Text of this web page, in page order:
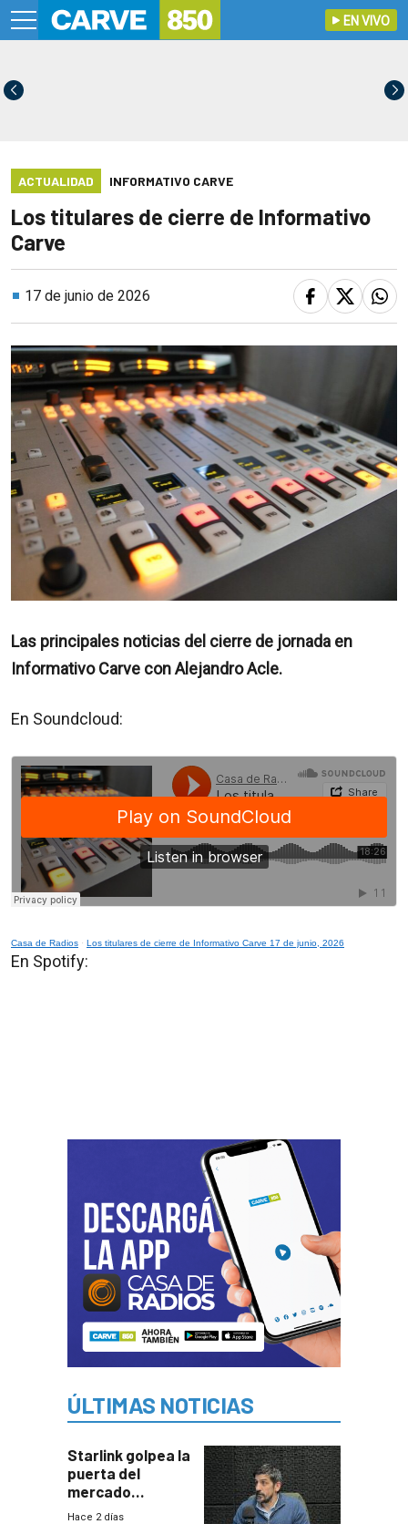
EN VIVO
ACTUALIDAD INFORMATIVO CARVE
Los titulares de cierre de Informativo
Carve
17 de junio de 2026
Las principales noticias del cierre de jornada en
Informativo Carve con Alejandro Acle.
En Soundcloud:
Casa de Radios · Los titulares de cierre de Informativo Carve 17 de junio, 2026
En Spotify:
ÚLTIMAS NOTICIAS
Starlink golpea la
puerta del
mercado
uruguayo y Antel
Hace 2 días